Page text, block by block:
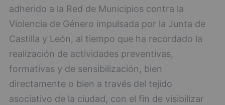
adherido a la Red de Municipios contra la
Violencia de Género impulsada por la Junta de
Castilla y León, al tiempo que ha recordado la
realización de actividades preventivas,
formativas y de sensibilización, bien
directamente o bien a través del tejido
asociativo de la ciudad, con el fin de visibilizar